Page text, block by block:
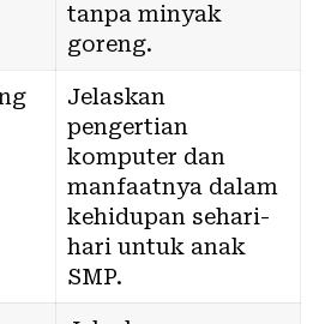
tanpa minyak
goreng.
Jelaskan
pengertian
komputer dan
manfaatnya dalam
kehidupan sehari-
hari untuk anak
SMP.